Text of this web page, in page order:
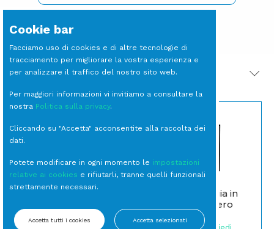
PRODOTTI CORRELATI
cassa)
Bowl e Secchielli
TAVOLO Mangia in
Piedi Tower Nero
(Ignifugato)
Cookie bar
Facciamo uso di cookies e di altre tecnologie di
tracciamento per migliorare la vostra esperienza e
per analizzare il traffico del nostro sito web.
Per maggiori informazioni vi invitiamo a consultare la
nostra Politica sulla privacy.
Cliccando su "Accetta" acconsentite alla raccolta dei
dati.
Potete modificare in ogni momento le impostazioni
relative ai cookies e rifiutarli, tranne quelli funzionali
strettamente necessari.
Accetta tutti i cookies Accetta selezionati